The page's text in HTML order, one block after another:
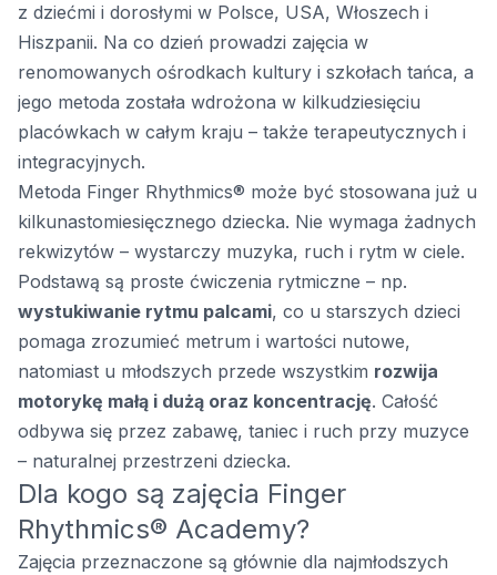
z dziećmi i dorosłymi w Polsce, USA, Włoszech i
Hiszpanii. Na co dzień prowadzi zajęcia w
renomowanych ośrodkach kultury i szkołach tańca, a
jego metoda została wdrożona w kilkudziesięciu
placówkach w całym kraju – także terapeutycznych i
integracyjnych.
Metoda Finger Rhythmics® może być stosowana już u
kilkunastomiesięcznego dziecka. Nie wymaga żadnych
rekwizytów – wystarczy muzyka, ruch i rytm w ciele.
Podstawą są proste ćwiczenia rytmiczne – np.
wystukiwanie rytmu palcami, co u starszych dzieci
pomaga zrozumieć metrum i wartości nutowe,
natomiast u młodszych przede wszystkim rozwija
motorykę małą i dużą oraz koncentrację. Całość
odbywa się przez zabawę, taniec i ruch przy muzyce
– naturalnej przestrzeni dziecka.
Dla kogo są zajęcia Finger
Rhythmics® Academy?
Zajęcia przeznaczone są głównie dla najmłodszych